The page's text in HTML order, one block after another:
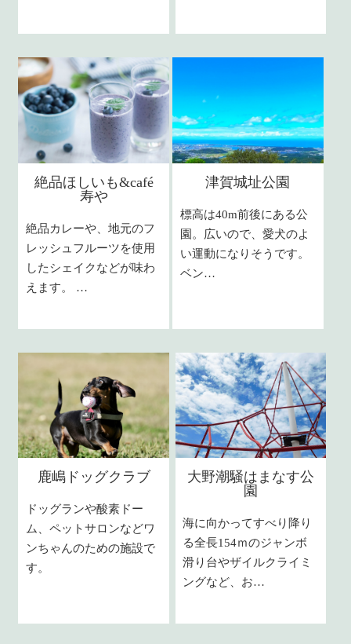
絶品ほしいも&café
寿や
絶品カレーや、地元のフ
レッシュフルーツを使用
したシェイクなどが味わ
えます。 …
津賀城址公園
標高は40m前後にある公
園。広いので、愛犬のよ
い運動になりそうです。
ベン…
鹿嶋ドッグクラブ
ドッグランや酸素ドー
ム、ペットサロンなどワ
ンちゃんのための施設で
す。
大野潮騒はまなす公
園
海に向かってすべり降り
る全長154ｍのジャンボ
滑り台やザイルクライミ
ングなど、お…